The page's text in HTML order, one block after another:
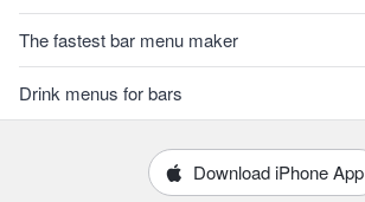
The fastest bar menu maker
Drink menus for bars
Download iPhone App